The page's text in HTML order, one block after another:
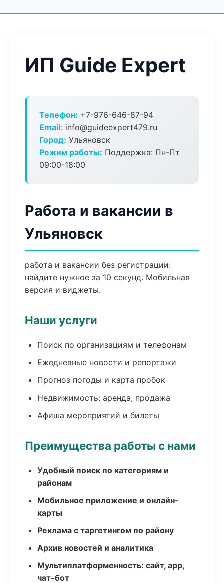
ИП Guide Expert
Телефон: +7-976-646-87-94
Email: info@guideexpert479.ru
Город: Ульяновск
Режим работы: Поддержка: Пн-Пт
09:00-18:00
Работа и вакансии в
Ульяновск
работа и вакансии без регистрации:
найдите нужное за 10 секунд. Мобильная
версия и виджеты.
Наши услуги
Поиск по организациям и телефонам
Ежедневные новости и репортажи
Прогноз погоды и карта пробок
Недвижимость: аренда, продажа
Афиша мероприятий и билеты
Преимущества работы с нами
Удобный поиск по категориям и
районам
Мобильное приложение и онлайн-
карты
Реклама с таргетингом по району
Архив новостей и аналитика
Мультиплатформенность: сайт, app,
чат-бот